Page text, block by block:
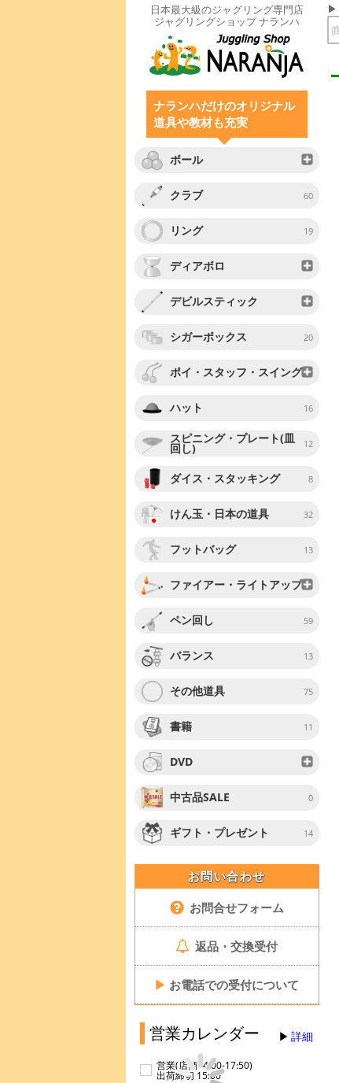
日本最大級のジャグリング専門店
ジャグリングショップ ナランハ
ナランハだけのオリジナル
道具や教材も充実
ボール
クラブ 60
リング 19
ディアボロ
デビルスティック
シガーボックス 20
ポイ・スタッフ・スイング
ハット 16
スピニング・プレート(皿
回し) 12
ダイス・スタッキング 8
けん玉・日本の道具 32
フットバッグ 13
ファイアー・ライトアップ
ペン回し 59
バランス 13
その他道具 75
書籍 11
DVD
中古品SALE 0
ギフト・プレゼント 14
お問い合わせ
お問合せフォーム
返品・交換受付
▶ お電話での受付について
営業カレンダー 詳細
営業(店舗14:00-17:50)
出荷締切 15:00